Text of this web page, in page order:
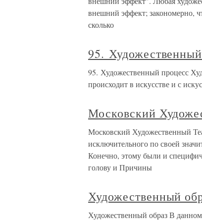
внешний эффект; закономерно,
сколько
95.
95. Художественный процесс
происходит в искусстве и с
Московский
Московский Художественный
исключительного по своей
Конечно, этому были и
голову и Причины
Художественный
Художественный образ В